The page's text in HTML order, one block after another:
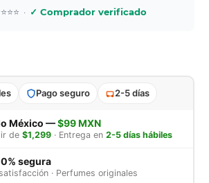
· ✓ Comprador verificado
Pago seguro 2-5 días
México —$99 MXN
de $1,299· Entrega en 2-5 días hábiles
segura
· Perfumes originales